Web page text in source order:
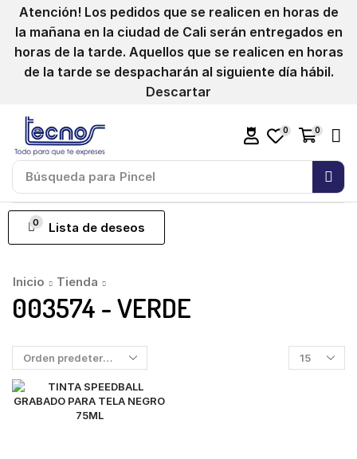
Atención! Los pedidos que se realicen en horas de
la mañana en la ciudad de Cali serán entregados en
horas de la tarde. Aquellos que se realicen en horas
de la tarde se despacharán al siguiente día hábil.
Descartar
Búsqueda para Pincel
0 0
0 Lista de deseos
Inicio Tienda
003574 - VERDE